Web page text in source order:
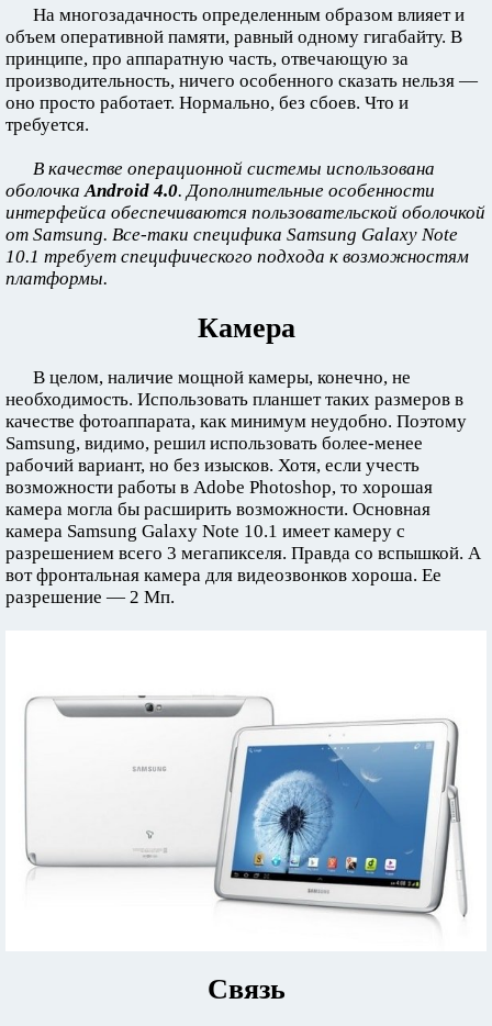
На многозадачность определенным образом влияет и
объем оперативной памяти, равный одному гигабайту. В
принципе, про аппаратную часть, отвечающую за
производительность, ничего особенного сказать нельзя —
оно просто работает. Нормально, без сбоев. Что и
требуется.
В качестве операционной системы использована
оболочкаAndroid 4.0. Дополнительные особенности
интерфейса обеспечиваются пользовательской оболочкой
от Samsung. Все-таки специфика Samsung Galaxy Note
10.1 требует специфического подхода к возможностям
платформы.
Камера
В целом, наличие мощной камеры, конечно, не
необходимость. Использовать планшет таких размеров в
качестве фотоаппарата, как минимум неудобно. Поэтому
Samsung, видимо, решил использовать более-менее
рабочий вариант, но без изысков. Хотя, если учесть
возможности работы в Adobe Photoshop, то хорошая
камера могла бы расширить возможности. Основная
камера Samsung Galaxy Note 10.1 имеет камеру с
разрешением всего 3 мегапикселя. Правда со вспышкой. А
вот фронтальная камера для видеозвонков хороша. Ее
разрешение — 2 Мп.
Связь